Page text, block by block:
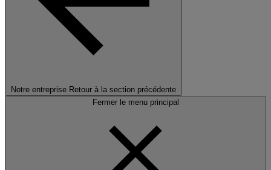
Notre entreprise Retour à la section précédente
Fermer le menu principal